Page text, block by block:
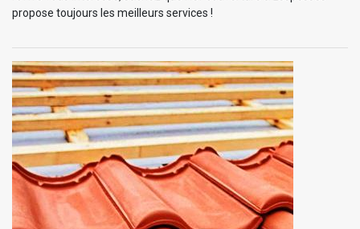
propose toujours les meilleurs services !